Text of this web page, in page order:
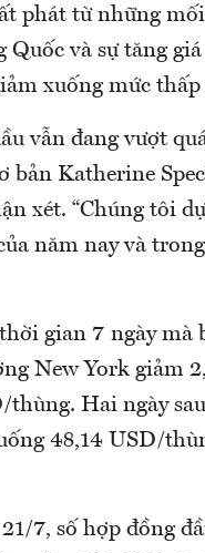
phát từ những
Quốc và sự tăng
xuống mức
vẫn đang vượt
bản Katherine
xét. “Chúng tôi
năm nay và
gian 7 ngày mà
New York giảm
thùng. Hai ngày
48,14 USD/
7, số hợp đồng